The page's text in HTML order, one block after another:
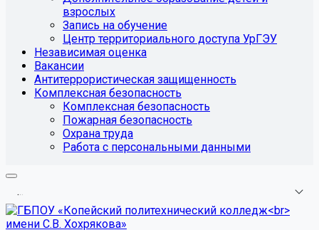
взрослых
Запись на обучение
Центр территориального доступа УрГЭУ
Независимая оценка
Вакансии
Антитеррористическая защищенность
Комплексная безопасность
Комплексная безопасность
Пожарная безопасность
Охрана труда
Работа с персональными данными
...